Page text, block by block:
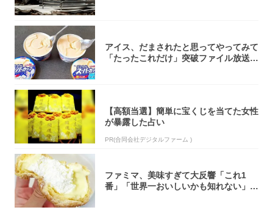
アイス、だまされたと思ってやってみて
「たったこれだけ」突破ファイル放送で
【高額当選】簡単に宝くじを当てた女性
が暴露した占い
PR(合同会社デジタルファーム )
ファミマ、美味すぎて大反響「これ1
番」「世界一おいしいかも知れない」